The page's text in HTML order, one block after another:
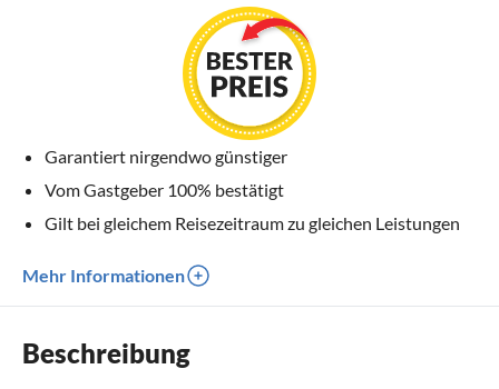
Garantiert nirgendwo günstiger
Vom Gastgeber 100% bestätigt
Gilt bei gleichem Reisezeitraum zu gleichen Leistungen
Mehr Informationen
Beschreibung